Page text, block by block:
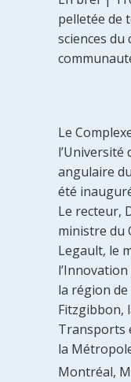
pelletée de
sciences du
Le
angulaire
été
Le recteur,
ministre du
Legault, le
la région
Fitzgibbon,
Transports
la
Montréal, M